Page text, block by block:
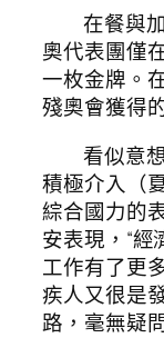
在餐與
奧代表團僅
一枚金牌。
殘奧會獲得
看似意
積極介入（
綜合國力的
安表現，“
工作有了更
疾人又很是
路，毫無疑